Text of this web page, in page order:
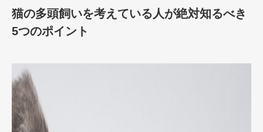
猫の多頭飼いを考えている人が絶対知るべき
5つのポイント